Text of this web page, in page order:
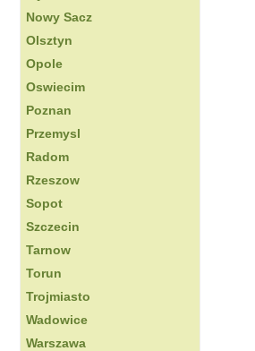
Nowy Sacz
Olsztyn
Opole
Oswiecim
Poznan
Przemysl
Radom
Rzeszow
Sopot
Szczecin
Tarnow
Torun
Trojmiasto
Wadowice
Warszawa